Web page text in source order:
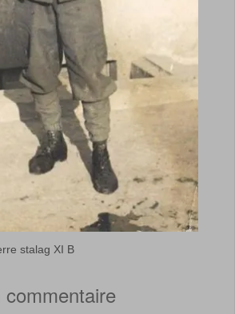
stalag XI B
commentaire